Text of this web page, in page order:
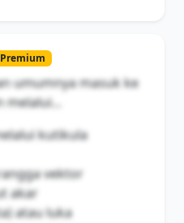
Premium
umumnya masuk ke
kutikula
vektor
akar
atau luka